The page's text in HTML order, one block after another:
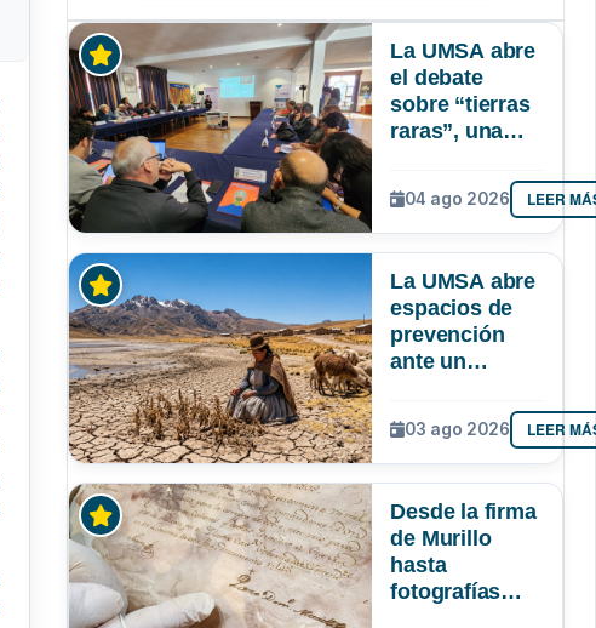
La UMSA abre
el debate
sobre “tierras
raras”, una
mineral que
Bolivia aún no
explora ni
04 ago 2026 LEER
La UMSA abre
espacios de
prevención
ante un
podría superar
a los tres
Bolivia
03 ago 2026 LEER
Desde la firma
de Murillo
hasta
fotografías